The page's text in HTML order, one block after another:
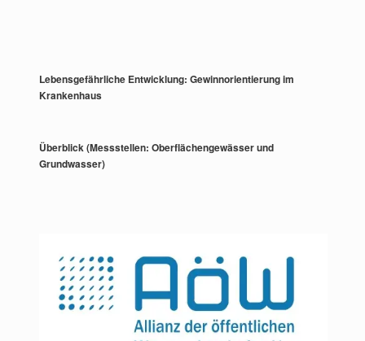
Lebensgefährliche Entwicklung: Gewinnorientierung im
Krankenhaus
Überblick (Messstellen: Oberflächengewässer und
Grundwasser)